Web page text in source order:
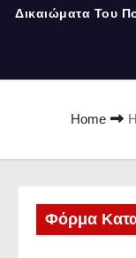
Δικαιώματα Του
Home
Φόρμα